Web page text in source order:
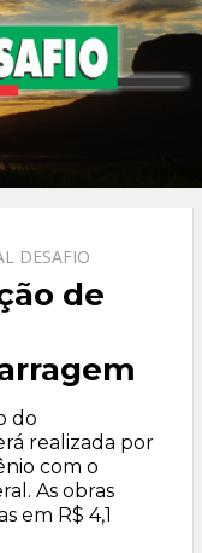
1º Lugar
DESAFIO
de
do
realizada por
com o
As obras
em R$ 4,1